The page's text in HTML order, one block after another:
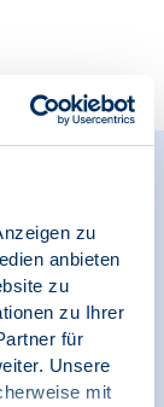
zu
anbieten
zu
zu Ihrer
für
Unsere
mit